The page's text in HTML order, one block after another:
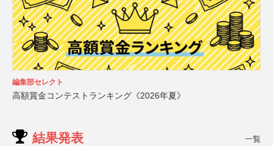
編集部セレクト
高額賞金コンテストランキング《2026年夏》
結果発表 一覧